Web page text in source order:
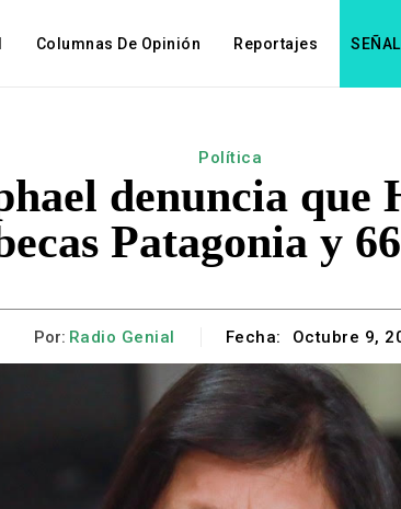
Columnas De Opinión Reportajes
Política
denuncia que
Patagonia y
Por: Radio Genial Fecha: Octubre 9,